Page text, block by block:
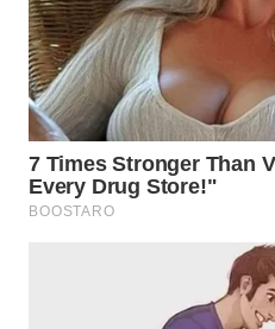
TENGAH
WN DELI
SERDANG
WN
TEBING